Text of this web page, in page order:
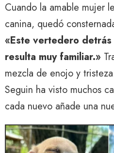
Cuando la amable mujer
canina, quedó
«Este vertedero
resulta muy familiar.»
mezcla de enojo y
Seguin ha visto muchos
cada nuevo añade una